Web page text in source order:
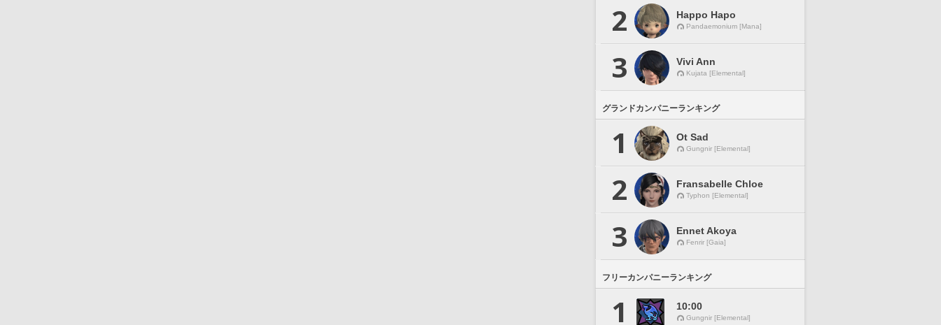
2 Happo Hapo
Pandaemonium [Mana]
3 Vivi Ann
Kujata [Elemental]
グランドカンパニーランキング
1 Ot Sad
Gungnir [Elemental]
2 Fransabelle Chloe
Typhon [Elemental]
3 Ennet Akoya
Fenrir [Gaia]
フリーカンパニーランキング
1 10:00
Gungnir [Elemental]